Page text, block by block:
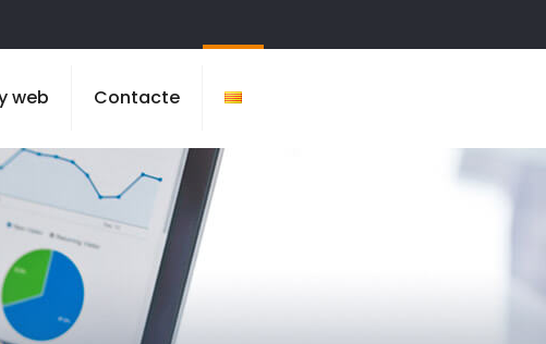
web Contacte